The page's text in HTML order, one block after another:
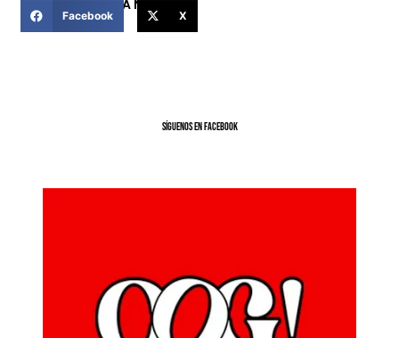
COMPARTIR ESTA NOTICIA
Facebook X
SíGUENOS EN FACEBOOK